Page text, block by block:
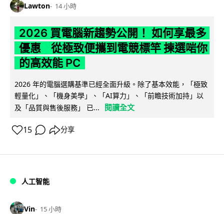
Lawton 14 小時
2026 買電腦新趨勢公開！ 如何享最多
優惠 從極致便攜到電競標竿 揀選啱你
的高效能 PC
2026 年的電腦選購基準已經全面升級。除了基本效能，「極致
輕量化」、「機身美學」、「AI算力」、「前瞻技術加持」以
及「品質與售後服務」 已...
閱讀全文
15 分享
人工智能
Vin 15 小時